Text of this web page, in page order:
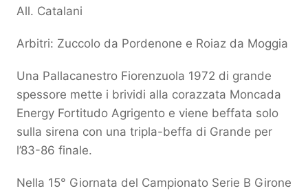
All. Catalani
Arbitri: Zuccolo da Pordenone e Roiaz da Moggia
Una Pallacanestro Fiorenzuola 1972 di grande
spessore mette i brividi alla corazzata Moncada
Energy Fortitudo Agrigento e viene beffata solo
sulla sirena con una tripla-beffa di Grande per
l’83-86 finale.
Nella 15° Giornata del Campionato Serie B Girone